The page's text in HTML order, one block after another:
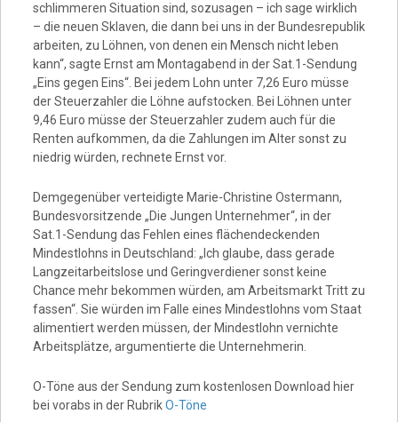
schlimmeren Situation sind, sozusagen – ich sage wirklich
– die neuen Sklaven, die dann bei uns in der Bundesrepublik
arbeiten, zu Löhnen, von denen ein Mensch nicht leben
kann“, sagte Ernst am Montagabend in der Sat.1-Sendung
„Eins gegen Eins“. Bei jedem Lohn unter 7,26 Euro müsse
der Steuerzahler die Löhne aufstocken. Bei Löhnen unter
9,46 Euro müsse der Steuerzahler zudem auch für die
Renten aufkommen, da die Zahlungen im Alter sonst zu
niedrig würden, rechnete Ernst vor.
Demgegenüber verteidigte Marie-Christine Ostermann,
Bundesvorsitzende „Die Jungen Unternehmer“, in der
Sat.1-Sendung das Fehlen eines flächendeckenden
Mindestlohns in Deutschland: „Ich glaube, dass gerade
Langzeitarbeitslose und Geringverdiener sonst keine
Chance mehr bekommen würden, am Arbeitsmarkt Tritt zu
fassen“. Sie würden im Falle eines Mindestlohns vom Staat
alimentiert werden müssen, der Mindestlohn vernichte
Arbeitsplätze, argumentierte die Unternehmerin.
O-Töne aus der Sendung zum kostenlosen Download hier
bei vorabs in der RubrikO-Töne